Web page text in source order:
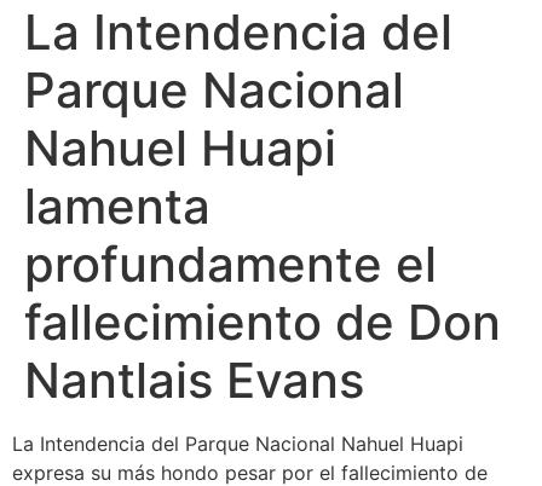
La Intendencia del
Parque Nacional
Nahuel Huapi
lamenta
profundamente el
fallecimiento de Don
Nantlais Evans
La Intendencia del Parque Nacional Nahuel Huapi
expresa su más hondo pesar por el fallecimiento de